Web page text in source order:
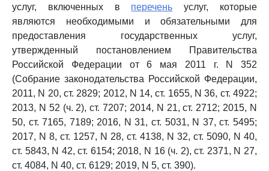
услуг, включенных в перечень услуг, которые
являются необходимыми и обязательными для
предоставления государственных услуг,
утвержденный постановлением Правительства
Российской Федерации от 6 мая 2011 г. N 352
(Собрание законодательства Российской Федерации,
2011, N 20, ст. 2829; 2012, N 14, ст. 1655, N 36, ст. 4922;
2013, N 52 (ч. 2), ст. 7207; 2014, N 21, ст. 2712; 2015, N
50, ст. 7165, 7189; 2016, N 31, ст. 5031, N 37, ст. 5495;
2017, N 8, ст. 1257, N 28, ст. 4138, N 32, ст. 5090, N 40,
ст. 5843, N 42, ст. 6154; 2018, N 16 (ч. 2), ст. 2371, N 27,
ст. 4084, N 40, ст. 6129; 2019, N 5, ст. 390).